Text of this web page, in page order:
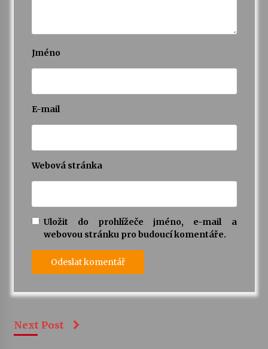
30. 6. 2026
Jméno
E-mail
Webová stránka
Uložit do prohlížeče jméno, e-mail a
webovou stránku pro budoucí komentáře.
Next Post